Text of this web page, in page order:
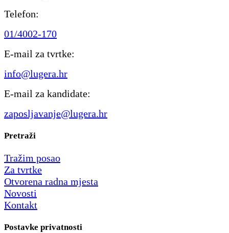
Telefon:
01/4002-170
E-mail za tvrtke:
info@lugera.hr
E-mail za kandidate:
zaposljavanje@lugera.hr
Pretraži
Tražim posao
Za tvrtke
Otvorena radna mjesta
Novosti
Kontakt
Postavke privatnosti